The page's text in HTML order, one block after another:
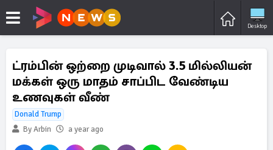
Desktop
ட்ரம்பின் ஒற்றை முடிவால் 3.5 மில்லியன்
மக்கள் ஒரு மாதம் சாப்பிட வேண்டிய
உணவுகள் வீண்
Donald Trump
By Arbin
a year ago